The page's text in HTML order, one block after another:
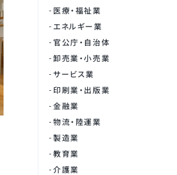
医療・福祉業
エネルギー業
官公庁・自治体
卸売業・小売業
サービス業
印刷業・出版業
金融業
物流・陸運業
製造業
教育業
介護業